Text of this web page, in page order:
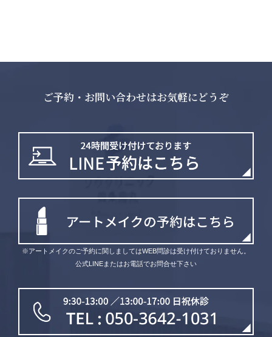
ご予約・お問い合わせはお気軽にどうぞ
※アートメイクのご予約に関しましてはWEB問診は受け付けておりません。
公式LINEまたはお電話でお問合せ下さい